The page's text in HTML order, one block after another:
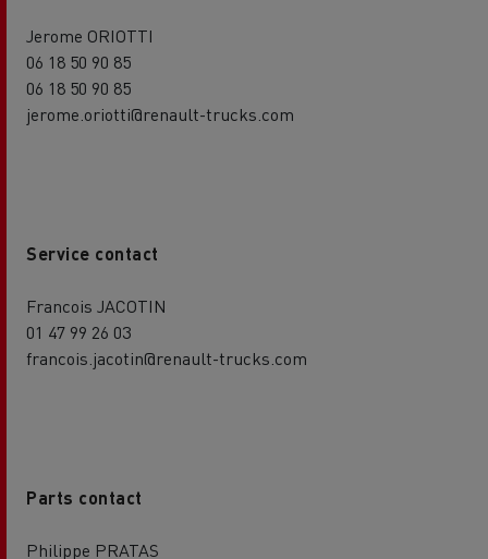
Jerome ORIOTTI
06 18 50 90 85
06 18 50 90 85
jerome.oriotti@renault-trucks.com
Service contact
Francois JACOTIN
01 47 99 26 03
francois.jacotin@renault-trucks.com
Parts contact
Philippe PRATAS